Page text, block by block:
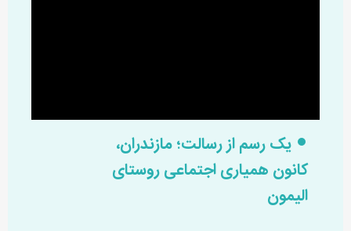
یک رسم از رسالت؛ مازندران،
کانون همیاری اجتماعی روستای
الیمون